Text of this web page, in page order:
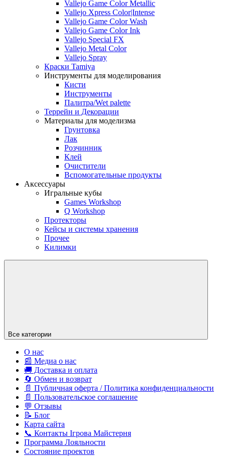
Vallejo Game Color Metallic
Vallejo Xpress Color|Intense
Vallejo Game Color Wash
Vallejo Game Color Ink
Vallejo Special FX
Vallejo Metal Color
Vallejo Spray
Краски Tamiya
Инструменты для моделирования
Кисти
Инструменты
Палитра/Wet palette
Террейн и Декорации
Материалы для моделизма
Грунтовка
Лак
Розчинник
Клей
Очистители
Вспомогательные продукты
Аксессуары
Игральные кубы
Games Workshop
Q Workshop
Протекторы
Кейсы и системы хранения
Прочее
Килимки
Все категории
О нас
📰 Медиа о нас
🚚 Доставка и оплата
🔄 Обмен и возврат
📄 Публичная оферта / Политика конфиденциальности
📄 Пользовательское соглашение
💬 Отзывы
📝 Блог
Карта сайта
📞 Контакты Ігрова Майстерня
Программа Лояльности
Состояние проектов